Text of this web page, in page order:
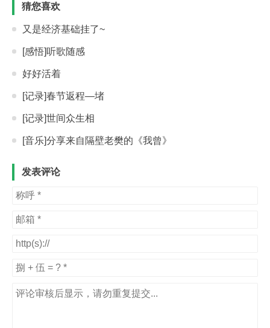
猜您喜欢
又是经济基础挂了~
[感悟]听歌随感
好好活着
[记录]春节返程—堵
[记录]世间众生相
[音乐]分享来自隔壁老樊的《我曾》
发表评论